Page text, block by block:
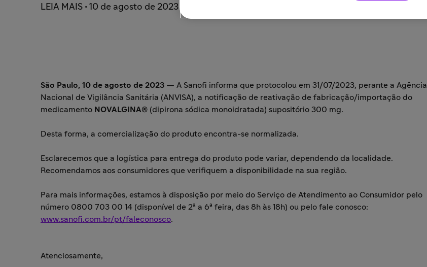
LEIA MAIS • 10 de agosto de 2023
São Paulo, 10 de agosto de 2023 — A Sanofi informa que protocolou em 31/07/2023, perante a Agência
Nacional de Vigilância Sanitária (ANVISA), a notificação de reativação de fabricação/importação do
medicamento NOVALGINA® (dipirona sódica monoidratada) supositório 300 mg.
Desta forma, a comercialização do produto encontra-se normalizada.
Esclarecemos que a logística para entrega do produto pode variar, dependendo da localidade.
Recomendamos aos consumidores que verifiquem a disponibilidade na sua região.
Para mais informações, estamos à disposição por meio do Serviço de Atendimento ao Consumidor pelo
número 0800 703 00 14 (disponível de 2ª a 6ª feira, das 8h às 18h) ou pelo fale conosco:
www.sanofi.com.br/pt/faleconosco.
Atenciosamente,